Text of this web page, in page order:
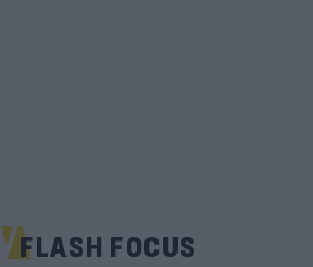
FLASH FOCUS